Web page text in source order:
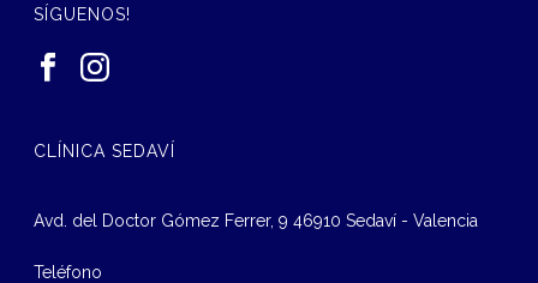
SÍGUENOS!
CLÍNICA SEDAVÍ
Avd. del Doctor Gómez Ferrer, 9 46910 Sedaví - Valencia
Teléfono